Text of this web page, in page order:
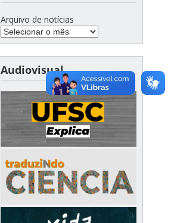
Arquivo de notícias
Audiovisual